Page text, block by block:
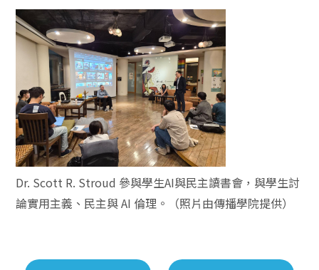
Dr. Scott R. Stroud 參與學生AI與民主讀書會，與學生討
論實用主義、民主與 AI 倫理。（照片由傳播學院提供）